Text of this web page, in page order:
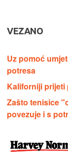
VEZANO
Uz pomoć
potresa
Kaliforniji
Zašto tenisice
povezuje i s